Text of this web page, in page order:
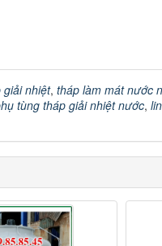
nhiệt, tháp làm mát nước
tùng tháp giải nhiệt nước,